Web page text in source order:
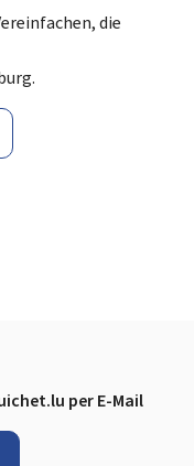
die
per E-Mail